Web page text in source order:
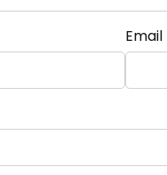
Email